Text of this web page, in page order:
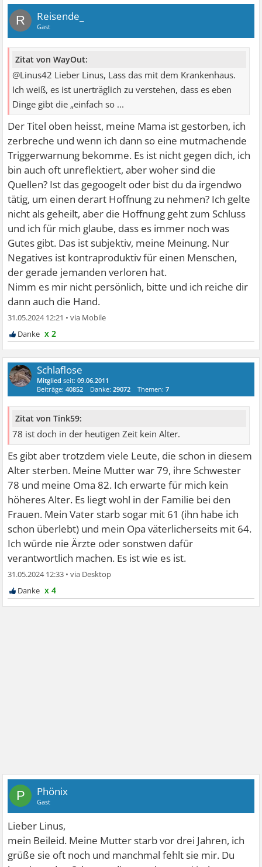
R Reisende_
Gast
Zitat von WayOut:
@Linus42 Lieber Linus, Lass das mit dem Krankenhaus.
Ich weiß, es ist unerträglich zu verstehen, dass es eben
Dinge gibt die „einfach so ...
Der Titel oben heisst, meine Mama ist gestorben, ich
zerbreche und wenn ich dann so eine mutmachende
Triggerwarnung bekomme. Es ist nicht gegen dich, ich
bin auch oft unreflektiert, aber woher sind die
Quellen? Ist das gegoogelt oder bist du da irgendwo
tätig, um einen derart Hoffnung zu nehmen? Ich gelte
nicht als geheilt, aber die Hoffnung geht zum Schluss
und ich für mich glaube, dass es immer noch was
Gutes gibt. Das ist subjektiv, meine Meinung. Nur
Negatives ist kontraproduktiv für einen Menschen,
der gerade jemanden verloren hat.
Nimm es mir nicht persönlich, bitte und ich reiche dir
dann auch die Hand.
31.05.2024 12:21 •
x 2
Schlaflose
Mitglied seit:09.06.2011
Beiträge:40852 Danke:29072 Themen:7
Zitat von Tink59:
78 ist doch in der heutigen Zeit kein Alter.
Es gibt aber trotzdem viele Leute, die schon in diesem
Alter sterben. Meine Mutter war 79, ihre Schwester
78 und meine Oma 82. Ich erwarte für mich kein
höheres Alter. Es liegt wohl in der Familie bei den
Frauen. Mein Vater starb sogar mit 61 (ihn habe ich
schon überlebt) und mein Opa väterlicherseits mit 64.
Ich würde nie Ärzte oder sonstwen dafür
verantwortlich machen. Es ist wie es ist.
31.05.2024 12:33 •
x 4
P Phönix
Gast
Lieber Linus,
mein Beileid. Meine Mutter starb vor drei Jahren, ich
grüße sie oft noch und manchmal fehlt sie mir. Du